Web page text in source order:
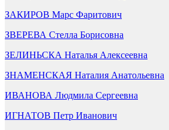
ЗАКИРОВ Марс Фаритович
ЗВЕРЕВА Стелла Борисовна
ЗЕЛИНЬСКА Наталья Алексеевна
ЗНАМЕНСКАЯ Наталия Анатольевна
ИВАНОВА Людмила Сергеевна
ИГНАТОВ Петр Иванович